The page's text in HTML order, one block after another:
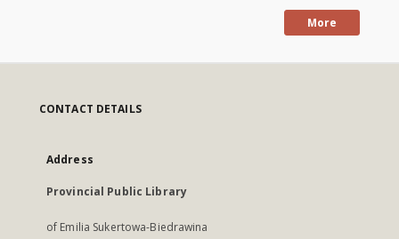
More
CONTACT DETAILS
Address
Provincial Public Library
of Emilia Sukertowa-Biedrawina